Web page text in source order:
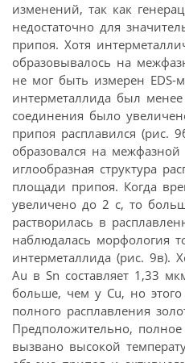
изменений, так как
недостаточно для
припоя. Хотя
образовывалось на
не мог быть измерен EDS-
интерметаллида был
соединения было
припоя расплавился (рис.
образовался на
иглообразная структура
площади припоя. Когда
увеличено до 2 с, то
растворилась в
наблюдалась морфология
интерметаллида (рис. 9в).
Au в Sn составляет 1,33
больше, чем у Cu, но этого
полного расплавления
Предположительно, полное
вызвано высокой